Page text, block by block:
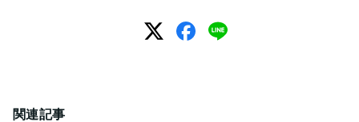
関連記事